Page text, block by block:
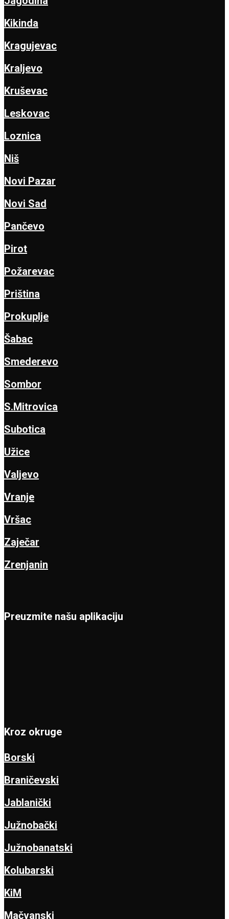
Kikinda
Kragujevac
Kraljevo
Kruševac
Leskovac
Loznica
Niš
Novi Pazar
Novi Sad
Pančevo
Pirot
Požarevac
Priština
Prokuplje
Šabac
Smederevo
Sombor
S.Mitrovica
Subotica
Užice
Valjevo
Vranje
Vršac
Zaječar
Zrenjanin
Preuzmite našu aplikaciju
Kroz okruge
Borski
Braničevski
Jablanički
Južnobački
Južnobanatski
Kolubarski
KiM
Mačvanski